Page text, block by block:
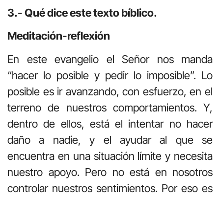
3.- Qué dice este texto bíblico.
Meditación-reflexión
En este evangelio el Señor nos manda
“hacer lo posible y pedir lo imposible”. Lo
posible es ir avanzando, con esfuerzo, en el
terreno de nuestros comportamientos. Y,
dentro de ellos, está el intentar no hacer
daño a nadie, y el ayudar al que se
encuentra en una situación límite y necesita
nuestro apoyo. Pero no está en nosotros
controlar nuestros sentimientos. Por eso es